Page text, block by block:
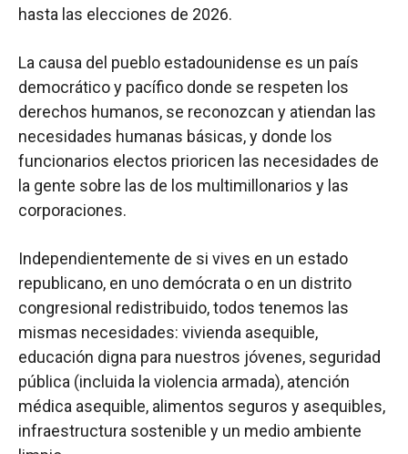
hasta las elecciones de 2026.
La causa del pueblo estadounidense es un país
democrático y pacífico donde se respeten los
derechos humanos, se reconozcan y atiendan las
necesidades humanas básicas, y donde los
funcionarios electos prioricen las necesidades de
la gente sobre las de los multimillonarios y las
corporaciones.
Independientemente de si vives en un estado
republicano, en uno demócrata o en un distrito
congresional redistribuido, todos tenemos las
mismas necesidades: vivienda asequible,
educación digna para nuestros jóvenes, seguridad
pública (incluida la violencia armada), atención
médica asequible, alimentos seguros y asequibles,
infraestructura sostenible y un medio ambiente